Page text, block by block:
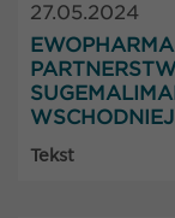
27.05.2024
Tekst